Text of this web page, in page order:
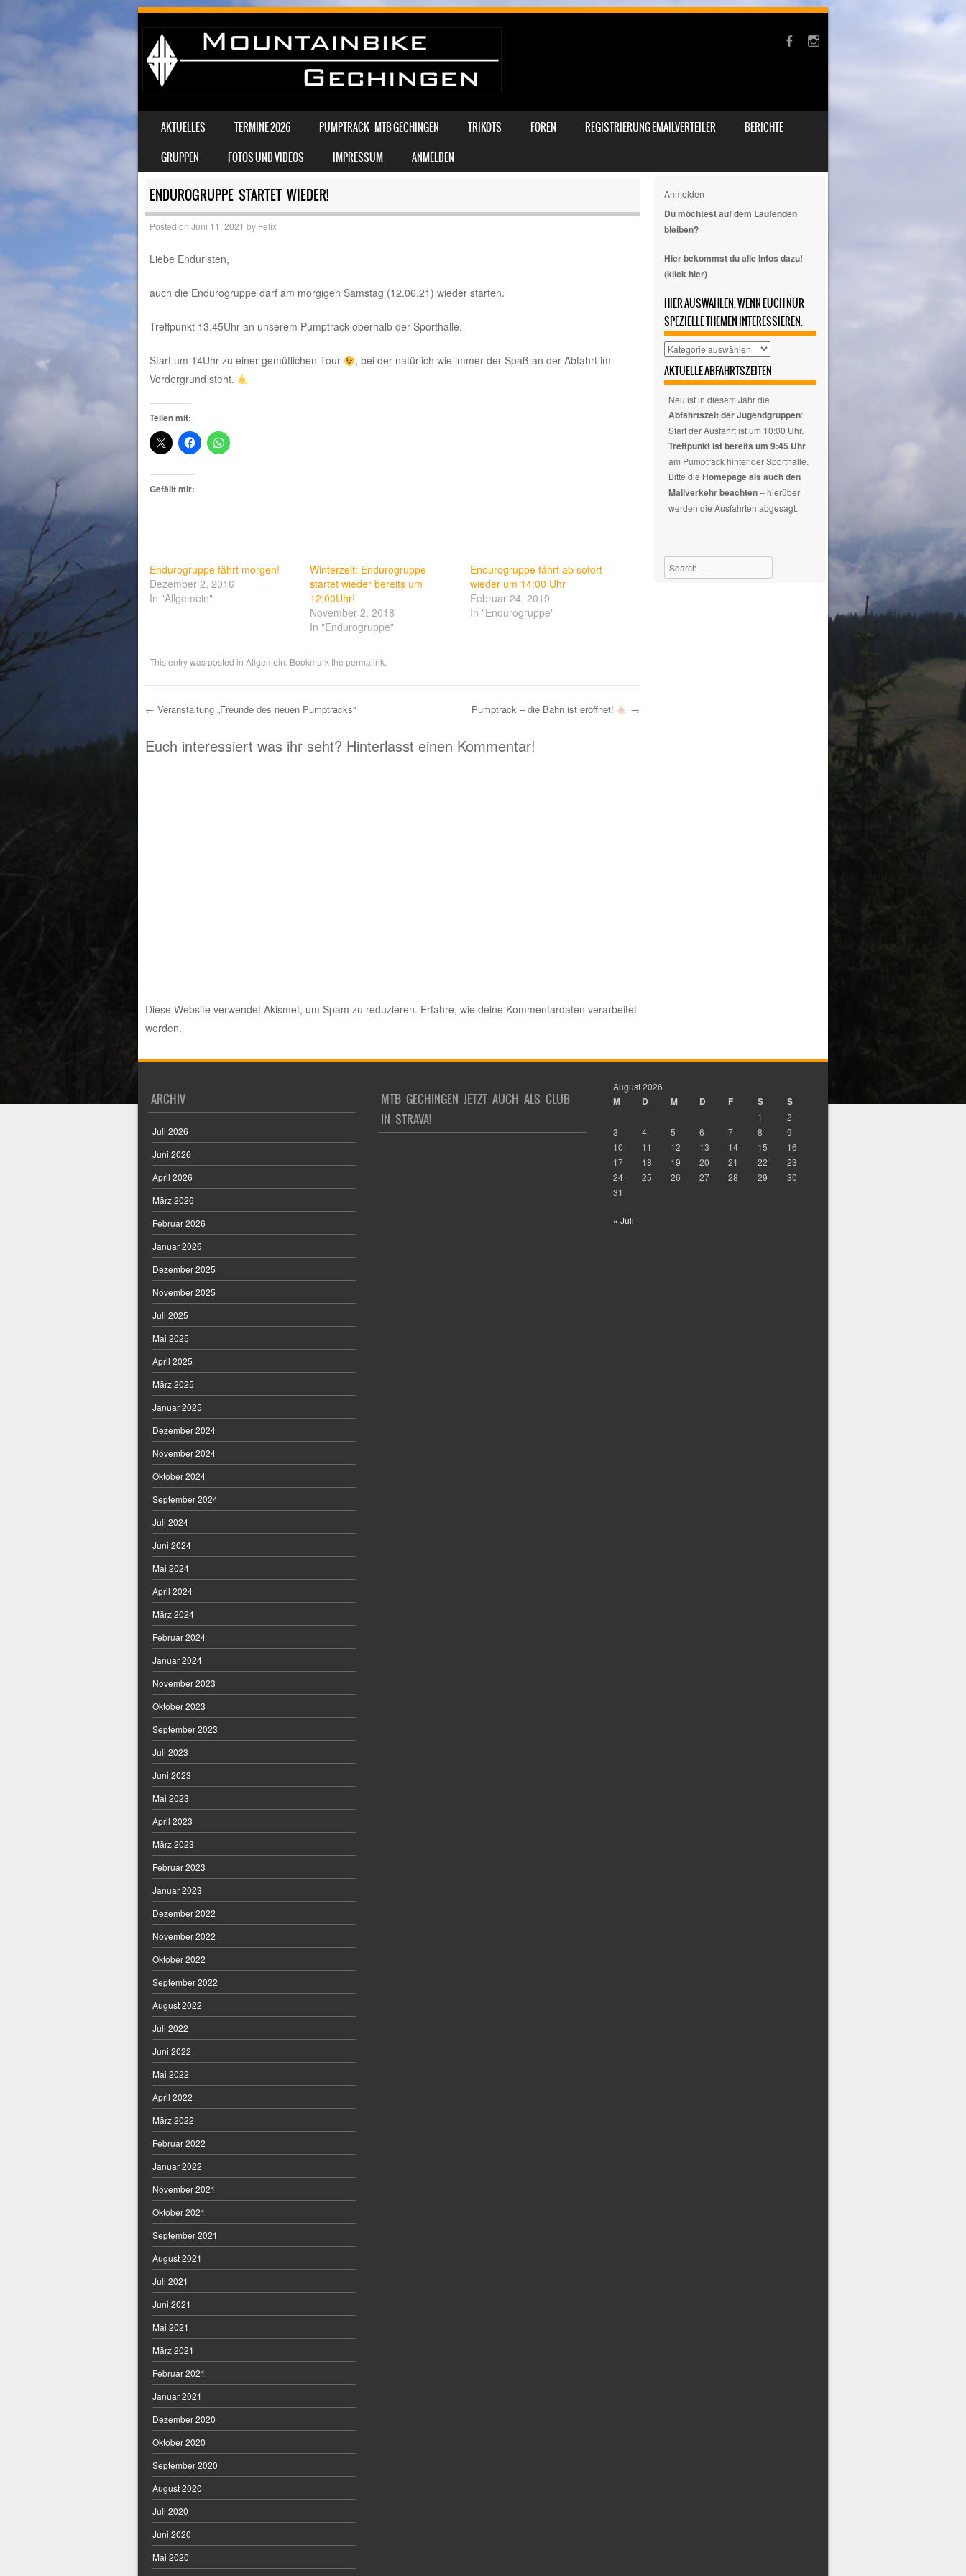
MENU
SKIP TO CONTENT
AKTUELLES TERMINE 2026 PUMPTRACK – MTB GECHINGEN TRIKOTS FOREN REGISTRIERUNG EMAILVERTEILER
BERICHTE
GRUPPEN
FOTOS UND VIDEOS IMPRESSUM ANMELDEN
ENDUROGRUPPE STARTET WIEDER!
Posted on Juni 11, 2021 by Felix
Liebe Enduristen,
auch die Endurogruppe darf am morgigen Samstag (12.06.21) wieder starten.
Treffpunkt 13.45Uhr an unserem Pumptrack oberhalb der Sporthalle.
Start um 14Uhr zu einer gemütlichen Tour
, bei der natürlich wie immer der Spaß an der Abfahrt im
Vordergrund steht.
Teilen mit:
Gefällt mir:
Endurogruppe fährt morgen!
Dezember 2, 2016
In "Allgemein"
Winterzeit: Endurogruppe
startet wieder bereits um
12:00Uhr!
November 2, 2018
In "Endurogruppe"
Endurogruppe fährt ab sofort
wieder um 14:00 Uhr
Februar 24, 2019
In "Endurogruppe"
This entry was posted in Allgemein . Bookmark the permalink
Post navigation
← Veranstaltung „Freunde des neuen Pumptracks“ Pumptrack – die Bahn ist eröffnet! →
Euch interessiert was ihr seht? Hinterlasst einen Kommentar!
Diese Website verwendet Akismet, um Spam zu reduzieren. Erfahre, wie deine Kommentardaten verarbeitet
werden.
Anmelden
Du möchtest auf dem Laufenden
bleiben?
Hier bekommst du alle Infos dazu!
(klick hier)
HIER AUSWÄHLEN, WENN EUCH NUR
SPEZIELLE THEMEN INTERESSIEREN.
Hier
auswählen,
wenn
interessieren.
AKTUELLE ABFAHRTSZEITEN
Neu ist in diesem Jahr die
Abfahrtszeit der Jugendgruppen:
Start der Ausfahrt ist um 10:00 Uhr.
Treffpunkt ist bereits um 9:45 Uhr
am Pumptrack hinter der Sporthalle.
Bitte dieHomepage als auch den
Mailverkehr beachten– hierüber
werden die Ausfahrten abgesagt.
Search
ARCHIV
Juli 2026
Juni 2026
April 2026
März 2026
Februar 2026
Januar 2026
Dezember 2025
November 2025
Juli 2025
Mai 2025
April 2025
März 2025
Januar 2025
Dezember 2024
November 2024
Oktober 2024
September 2024
Juli 2024
Juni 2024
Mai 2024
April 2024
März 2024
Februar 2024
Januar 2024
November 2023
Oktober 2023
September 2023
Juli 2023
Juni 2023
Mai 2023
April 2023
März 2023
Februar 2023
Januar 2023
Dezember 2022
November 2022
Oktober 2022
September 2022
August 2022
Juli 2022
Juni 2022
Mai 2022
April 2022
März 2022
Februar 2022
Januar 2022
November 2021
Oktober 2021
September 2021
August 2021
Juli 2021
Juni 2021
Mai 2021
März 2021
Februar 2021
Januar 2021
Dezember 2020
Oktober 2020
September 2020
August 2020
Juli 2020
Juni 2020
Mai 2020
MTB GECHINGEN JETZT AUCH ALS CLUB
IN STRAVA!
August 2026
M D M D F S S
1
2
3
4 5 6 7 8
9
10
11 12 13 14 15
16
17
18 19 20 21 22
23
24
25 26 27 28 29
30
31
« Juli